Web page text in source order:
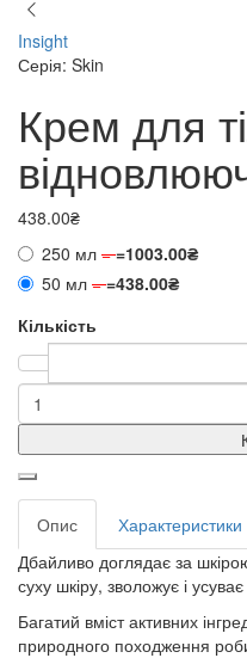
Insight
Серія: Skin
Крем для
438.00₴
250 мл ==1003.00₴
50 мл ==438.00₴
Кількість
Опис Характеристики
Дбайливо доглядає за
суху шкіру, зволожує і
Багатий вміст активних
природного походження